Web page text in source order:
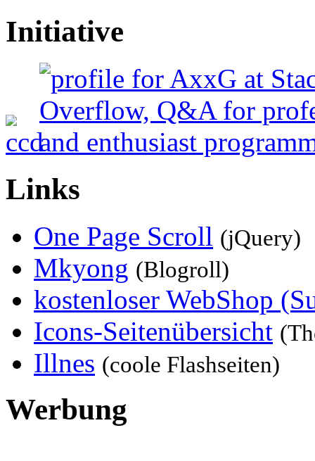
Initiative
Links
One Page Scroll (jQuery)
Mkyong (Blogroll)
kostenloser WebShop
Icons-Seitenübersicht
Illnes (coole Flashseiten)
Werbung